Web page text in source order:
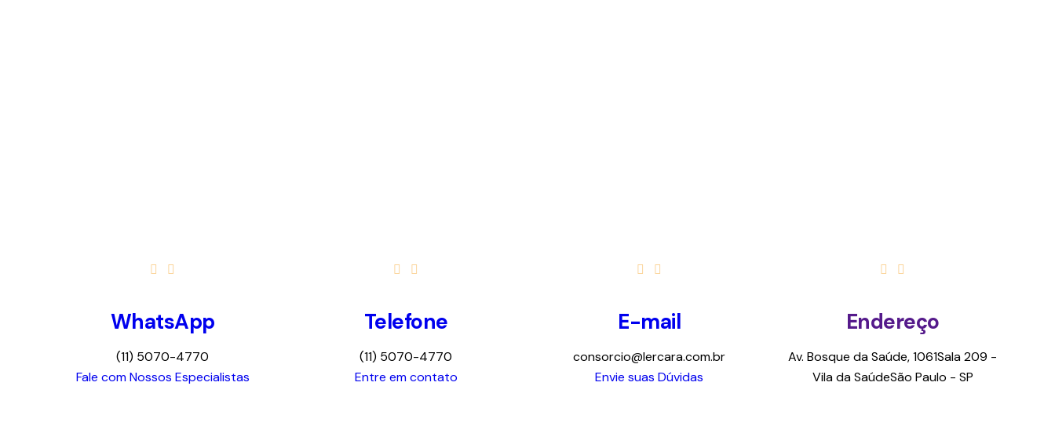
WhatsApp
(11) 5070-4770
Fale com Nossos Especialistas
Telefone
(11) 5070-4770
Entre em contato
E-mail
consorcio@lercara.com.br
Envie suas Dúvidas
Endereço
Av. Bosque da Saúde, 1061Sala 209 -
Vila da SaúdeSão Paulo - SP